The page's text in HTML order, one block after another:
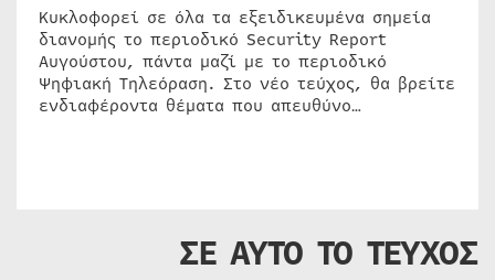
Κυκλοφορεί σε όλα τα εξειδικευμένα σημεία
διανομής το περιοδικό Security Report
Αυγούστου, πάντα μαζί με το περιοδικό
Ψηφιακή Τηλεόραση. Στο νέο τεύχος, θα βρείτε
ενδιαφέροντα θέματα που απευθύνο…
ΣΕ ΑΥΤΟ ΤΟ ΤΕΥΧΟΣ